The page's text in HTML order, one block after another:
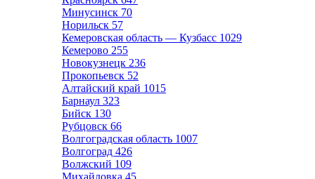
Минусинск 70
Норильск 57
Кемеровская область — Кузбасс 1029
Кемерово 255
Новокузнецк 236
Прокопьевск 52
Алтайский край 1015
Барнаул 323
Бийск 130
Рубцовск 66
Волгоградская область 1007
Волгоград 426
Волжский 109
Михайловка 45